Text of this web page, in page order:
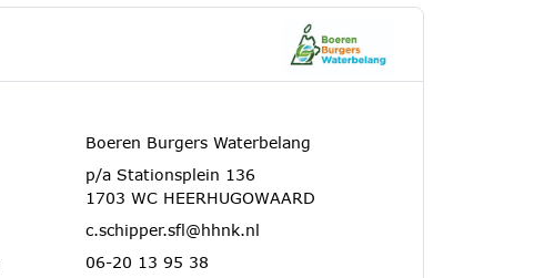
Boeren Burgers Waterbelang
p/a Stationsplein 136
1703 WC HEERHUGOWAARD
c.schipper.sfl@hhnk.nl
06-20 13 95 38